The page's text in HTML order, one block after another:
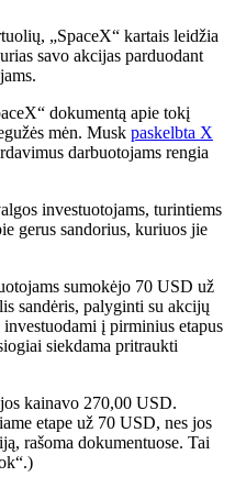
„SpaceX“ kartais leidžia
savo akcijas parduodant
dokumentą apie tokį
mėn. Musk paskelbta X
darbuotojams rengia
investuotojams, turintiems
gerus sandorius, kuriuos jie
sumokėjo 70 USD už
sandėris, palyginti su akcijų
į pirminius etapus
siekdama pritraukti
kainavo 270,00 USD.
etape už 70 USD, nes jos
rašoma dokumentuose. Tai